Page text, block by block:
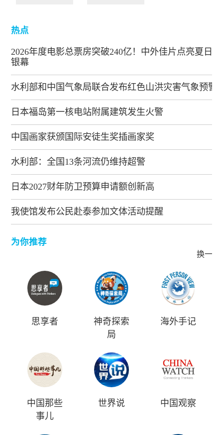
热点
2026年度电影总票房突破240亿！中外佳片点亮夏日
银幕
水利部和中国气象局联合发布红色山洪灾害气象预警
日本福岛第一核电站附属建筑发生火警
中国画家获颁国际安徒生奖插画家奖
水利部：全国13条河流仍维持超警
日本2027财年防卫预算申请额创新高
我使馆发布公民赴泰参加文体活动提醒
为你推荐
换一批
思享者
神奇探索
局
海外手记
中国那些
事儿
世界说 中国观察